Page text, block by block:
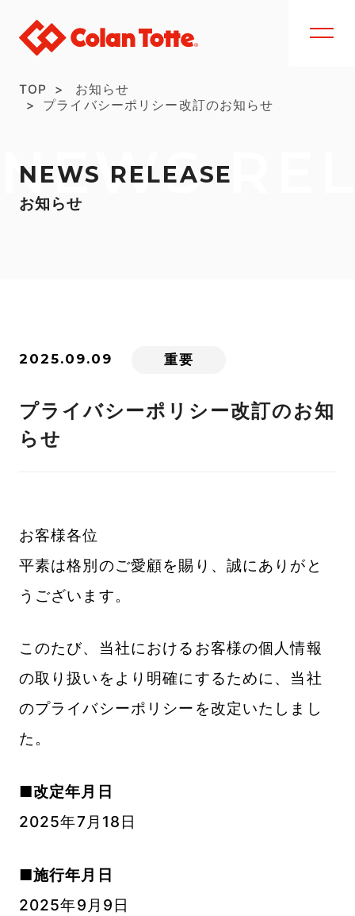
TOP
お知らせ
プライバシーポリシー改訂のお知らせ
NEWS RELEASE
お知らせ
NEWS
2025.09.09 重要
プライバシーポリシー改訂のお知
らせ
お客様各位
平素は格別のご愛顧を賜り、誠にありがと
うございます。
このたび、当社におけるお客様の個人情報
の取り扱いをより明確にするために、当社
のプライバシーポリシーを改定いたしまし
た。
■改定年月日
2025年7月18日
■施行年月日
2025年9月9日